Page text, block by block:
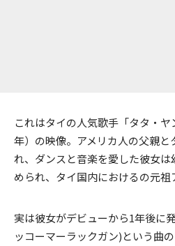
これはタイの人気歌手「タタ・
年）の映像。アメリカ人の父親と
れ、ダンスと音楽を愛した彼女
められ、タイ国内におけるの元祖
実は彼女がデビューから1年後に
ッコーマーラックガン)という曲